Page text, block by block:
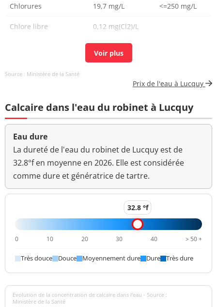
Chlorures 19,7 mg/L <=250 mg/L
Chlore libre 0,12 mg(Cl2)/L
0,19 mg(Cl2)/L
total
Aucun
Bactéries coliformes
0 n/(100mL) <=0 n/(100mL)
Bact. aér. revivifiables
23 n/mL
Bact. aér. revivifiables
à 36°-44h
Magnésium 4,6 mg(Mg)/L
Ammonium (en NH4) <0,050 mg/L
Source : Ministère de la Santé
Prix de l'eau à Lucquy
Calcaire dans l'eau du robinet à Lucquy
Eau dure
La dureté de l'eau du robinet de Lucquy est de
32.8°f en moyenne en 2026. Elle est considérée
comme dure et génératrice de tartre.
32.8 °f
0 10 20 30 40 > 50 +
Très douce Douce Moyennement dure Dure Très dure
Evolution de la concentration de calcaire dans l'eau - Source :
Ministère de la Santé